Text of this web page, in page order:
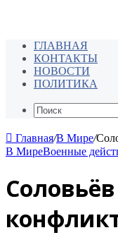
ГЛАВНАЯ
КОНТАКТЫ
НОВОСТИ
ПОЛИТИКА
Главная/В Мире/
В МиреВоенные